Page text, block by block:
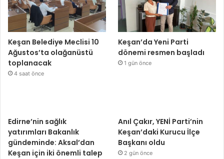
Keşan Belediye Meclisi 10
Ağustos’ta olağanüstü
toplanacak
4 saat önce
Keşan’da Yeni Parti
dönemi resmen başladı
1 gün önce
Edirne’nin sağlık
yatırımları Bakanlık
gündeminde: Aksal’dan
Keşan için iki önemli talep
Anıl Çakır, YENİ Parti’nin
Keşan’daki Kurucu İlçe
Başkanı oldu
2 gün önce